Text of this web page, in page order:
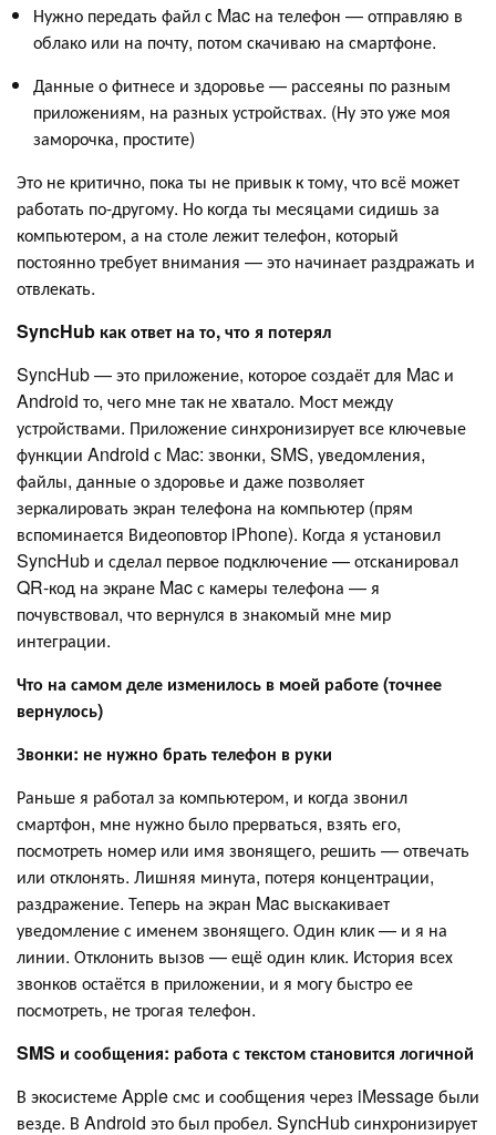
Нужно передать файл с Mac на телефон — отправляю в
облако или на почту, потом скачиваю на смартфоне.
Данные о фитнесе и здоровье — рассеяны по разным
приложениям, на разных устройствах. (Ну это уже моя
заморочка, простите)
Это не критично, пока ты не привык к тому, что всё может
работать по-другому. Но когда ты месяцами сидишь за
компьютером, а на столе лежит телефон, который
постоянно требует внимания — это начинает раздражать и
отвлекать.
SyncHub как ответ на то, что я потерял
SyncHub — это приложение, которое создаёт для Mac и
Android то, чего мне так не хватало. Мост между
устройствами. Приложение синхронизирует все ключевые
функции Android с Mac: звонки, SMS, уведомления,
файлы, данные о здоровье и даже позволяет
зеркалировать экран телефона на компьютер (прям
вспоминается Видеоповтор iPhone). Когда я установил
SyncHub и сделал первое подключение — отсканировал
QR-код на экране Mac с камеры телефона — я
почувствовал, что вернулся в знакомый мне мир
интеграции.
Что на самом деле изменилось в моей работе (точнее
вернулось)
Звонки: не нужно брать телефон в руки
Раньше я работал за компьютером, и когда звонил
смартфон, мне нужно было прерваться, взять его,
посмотреть номер или имя звонящего, решить — отвечать
или отклонять. Лишняя минута, потеря концентрации,
раздражение. Теперь на экран Mac выскакивает
уведомление с именем звонящего. Один клик — и я на
линии. Отклонить вызов — ещё один клик. История всех
звонков остаётся в приложении, и я могу быстро ее
посмотреть, не трогая телефон.
SMS и сообщения: работа с текстом становится логичной
В экосистеме Apple смс и сообщения через iMessage были
везде. В Android это был пробел. SyncHub синхронизирует